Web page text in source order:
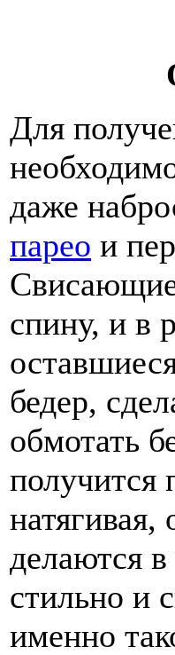
Для
даже
парео и
Свисающие
спину, и в
бедер,
обмотать
получится
делаются
стильно и
именно